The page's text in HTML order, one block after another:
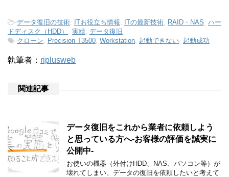
-データ復旧の技術 ITお役立ち情報 ITの最新技術 RAID・NAS ハー
ドディスク（HDD）
実績 データ復旧
-クローン Precision T3500 Workstation 起動できない 起動成功
執筆者： riplusweb
関連記事
データ復旧をこれから業者に依頼しよう
と思っている方へ-お客様の評価を誠実に
公開中-
お使いの機器（外付けHDD、NAS、パソコン等）が
壊れてしまい、データの復旧を依頼したいと考えて